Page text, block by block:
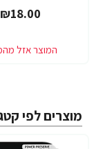
₪18.00
מוצרים לפי